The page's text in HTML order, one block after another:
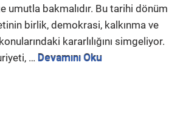
umutla bakmalıdır. Bu tarihi dönüm
birlik, demokrasi, kalkınma ve
kararlılığını simgeliyor.
… Devamını Oku